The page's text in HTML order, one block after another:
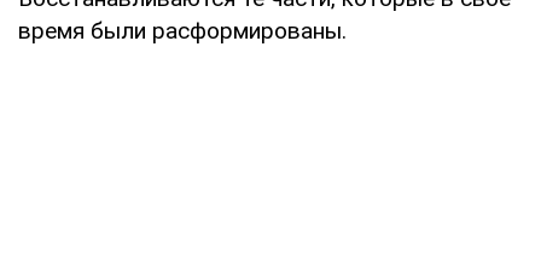
время были расформированы.